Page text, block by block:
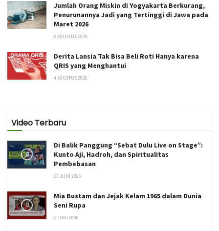
Jumlah Orang Miskin di Yogyakarta Berkurang,
Penurunannya Jadi yang Tertinggi di Jawa pada
Maret 2026
6 AGUSTUS 2026
Derita Lansia Tak Bisa Beli Roti Hanya karena
QRIS yang Menghantui
4 AGUSTUS 2026
Video Terbaru
Di Balik Panggung “Sebat Dulu Live on Stage”:
Kunto Aji, Hadroh, dan Spiritualitas
Pembebasan
23 JUNI 2026
Mia Bustam dan Jejak Kelam 1965 dalam Dunia
Seni Rupa
6 JUNI 2026